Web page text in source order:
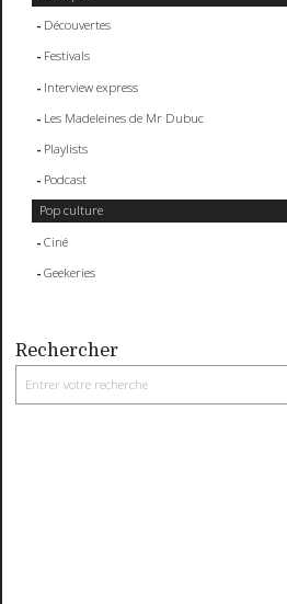
Découvertes
Festivals
Interview express
Les Madeleines de Mr Dubuc
Playlists
Podcast
Pop culture
Ciné
Geekeries
Rechercher